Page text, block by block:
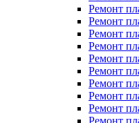
Ремонт
Ремонт
Ремонт
Ремонт
Ремонт
Ремонт
Ремонт
Ремонт
Ремонт
Ремонт